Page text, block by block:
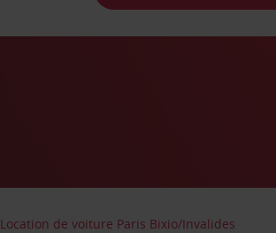
Location de voiture Paris Bixio/Invalides